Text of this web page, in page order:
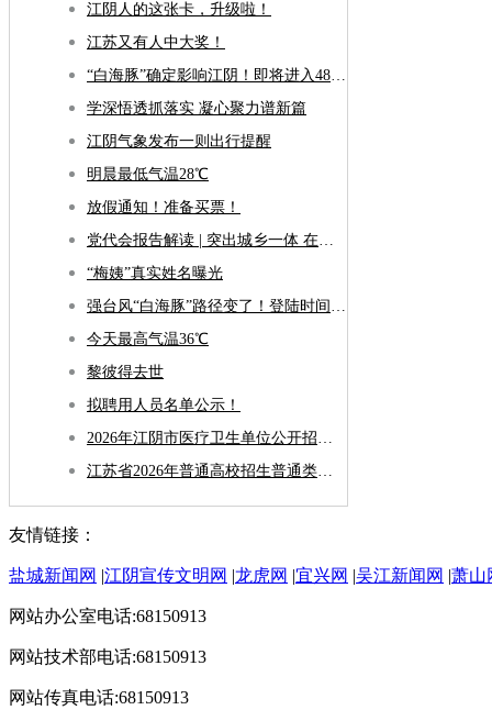
江阴人的这张卡，升级啦！
江苏又有人中大奖！
“白海豚”确定影响江阴！即将进入48小时警戒线！
学深悟透抓落实 凝心聚力谱新篇
江阴气象发布一则出行提醒
明晨最低气温28℃
放假通知！准备买票！
党代会报告解读 | 突出城乡一体 在构建融合发展新格局上全面发力
“梅姨”真实姓名曝光
强台风“白海豚”路径变了！登陆时间更新！
今天最高气温36℃
黎彼得去世
拟聘用人员名单公示！
2026年江阴市医疗卫生单位公开招聘合同制工作人员笔试公告
江苏省2026年普通高校招生普通类专科批次征求志愿投档线
友情链接：
盐城新闻网 |江阴宣传文明网 |龙虎网 |宜兴网 |吴江新闻网 |萧山
网站办公室电话:68150913
网站技术部电话:68150913
网站传真电话:68150913